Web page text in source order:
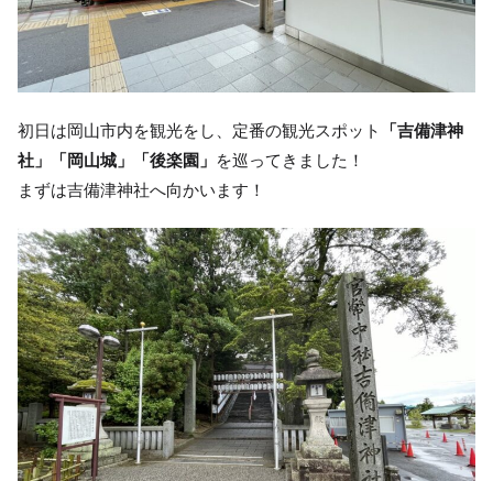
初日は岡山市内を観光をし、定番の観光スポット
「吉備津神
社」「岡山城」「後楽園」 を巡ってきました！
まずは吉備津神社へ向かいます！